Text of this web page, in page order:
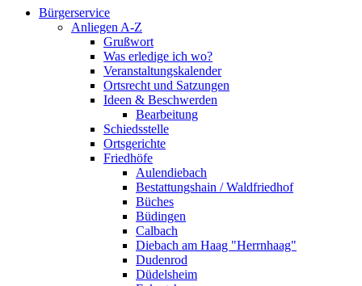
Bürgerservice
Anliegen A-Z
Grußwort
Was erledige ich wo?
Veranstaltungskalender
Ortsrecht und Satzungen
Ideen & Beschwerden
Bearbeitung
Schiedsstelle
Ortsgerichte
Friedhöfe
Aulendiebach
Bestattungshain / Waldfriedhof
Büches
Büdingen
Calbach
Diebach am Haag "Herrnhaag"
Dudenrod
Düdelsheim